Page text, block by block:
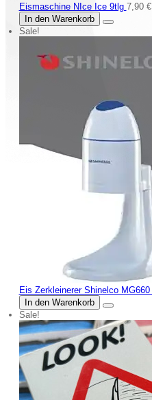
Eismaschine NIce Ice 9tlg 7,90 €
In den Warenkorb
Sale!
Eis Zerkleinerer Shinelco MG660
In den Warenkorb
Sale!